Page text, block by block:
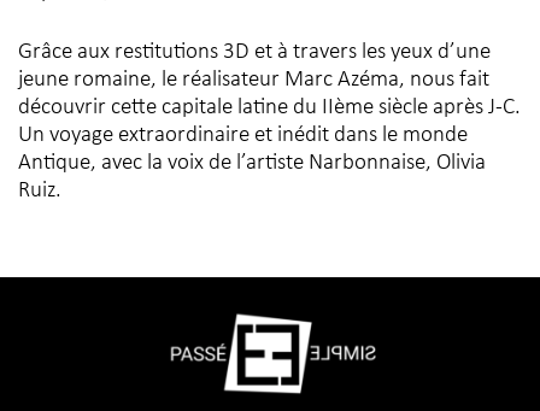
Grâce aux restitutions 3D et à travers les yeux d’une
jeune romaine, le réalisateur Marc Azéma, nous fait
découvrir cette capitale latine du IIème siècle après J-C.
Un voyage extraordinaire et inédit dans le monde
Antique, avec la voix de l’artiste Narbonnaise, Olivia
Ruiz.